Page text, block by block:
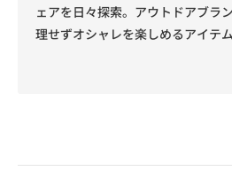
ェアを日々探索。アウトドアブラ
理せずオシャレを楽しめるアイテ